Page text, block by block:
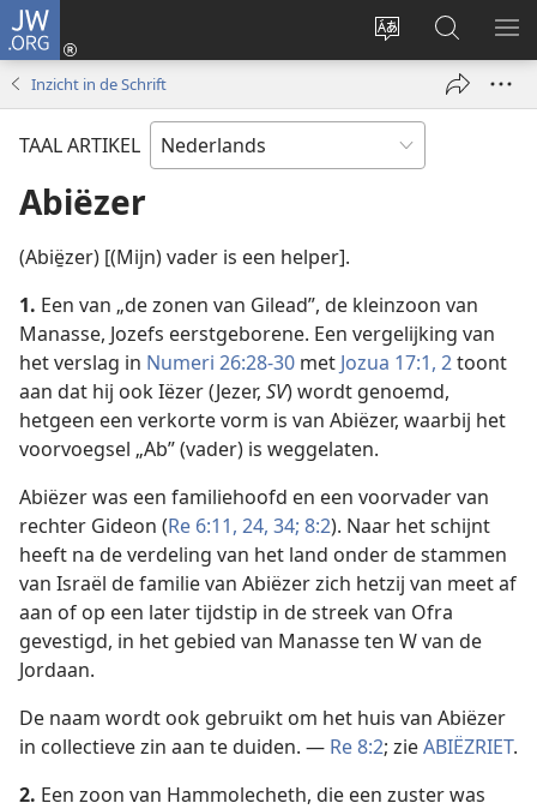
JW.ORG
Taal
wijzigen
Inloggen
(opent
Zoeken
op
JW.ORG
Inzicht in de Schrift
TAAL ARTIKEL
Abiëzer
(Abië̱zer) [(Mijn) vader is een helper].
1. Een van „de zonen van Gilead”, de kleinzoon van
Manasse, Jozefs eerstgeborene. Een vergelijking van
het verslag in Numeri 26:28-30 met Jozua 17:1, 2toont
aan dat hij ook Iëzer (Jezer, SV) wordt genoemd,
hetgeen een verkorte vorm is van Abiëzer, waarbij het
voorvoegsel „Ab” (vader) is weggelaten.
Abiëzer was een familiehoofd en een voorvader van
rechter Gideon (Re 6:11, 24, 34; 8:2). Naar het schijnt
heeft na de verdeling van het land onder de stammen
van Israël de familie van Abiëzer zich hetzij van meet af
aan of op een later tijdstip in de streek van Ofra
gevestigd, in het gebied van Manasse ten W van de
Jordaan.
De naam wordt ook gebruikt om het huis van Abiëzer
in collectieve zin aan te duiden. — Re 8:2; zieABIËZRIET.
2. Een zoon van Hammolecheth, die een zuster was